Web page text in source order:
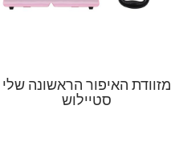
מזוודת האיפור הראשונה שלי
סטיילוש